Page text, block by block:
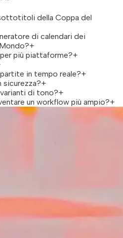
della Coppa del
di calendari dei
+
più piattaforme?+
in tempo reale?+
sicurezza?+
di tono?+
un workflow più ampio?+